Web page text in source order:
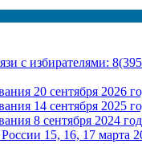
с избирателями:
20 сентября 2026
14 сентября 2025
8 сентября 2024
15, 16, 17 марта